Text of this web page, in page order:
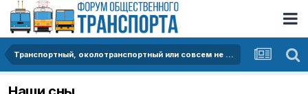
Транспортный, околотранспортный или совсем не транспортный офф